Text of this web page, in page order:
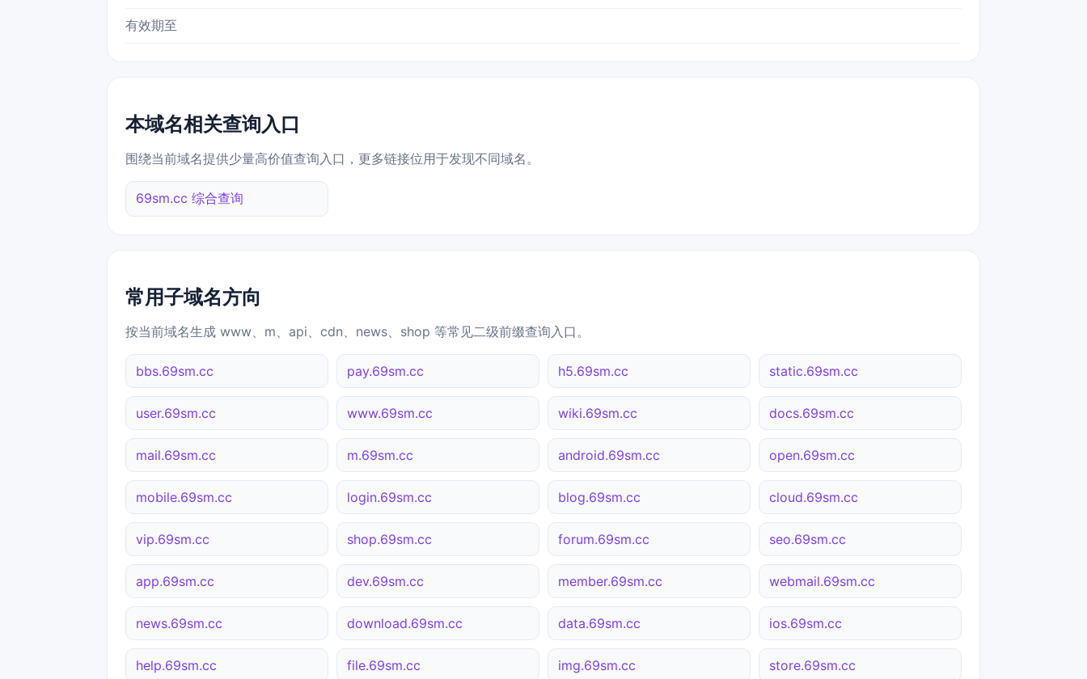
有效期至
本域名相关查询入口
围绕当前域名提供少量高价值查询入口，更多链接位用于发现不同域名。
69sm.cc 综合查询
常用子域名方向
按当前域名生成 www、m、api、cdn、news、shop 等常见二级前缀查询入口。
bbs.69sm.cc pay.69sm.cc h5.69sm.cc static.69sm.cc
user.69sm.cc www.69sm.cc wiki.69sm.cc docs.69sm.cc
mail.69sm.cc m.69sm.cc android.69sm.cc open.69sm.cc
mobile.69sm.cc login.69sm.cc blog.69sm.cc cloud.69sm.cc
vip.69sm.cc shop.69sm.cc forum.69sm.cc seo.69sm.cc
app.69sm.cc dev.69sm.cc member.69sm.cc webmail.69sm.cc
news.69sm.cc download.69sm.cc data.69sm.cc ios.69sm.cc
help.69sm.cc file.69sm.cc img.69sm.cc store.69sm.cc